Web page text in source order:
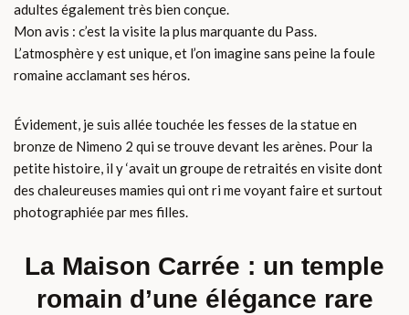
adultes également très bien conçue.
Mon avis : c’est la visite la plus marquante du Pass.
L’atmosphère y est unique, et l’on imagine sans peine la foule
romaine acclamant ses héros.
Évidement, je suis allée touchée les fesses de la statue en
bronze de Nimeno 2 qui se trouve devant les arènes. Pour la
petite histoire, il y ‘avait un groupe de retraités en visite dont
des chaleureuses mamies qui ont ri me voyant faire et surtout
photographiée par mes filles.
La Maison Carrée : un temple
romain d’une élégance rare